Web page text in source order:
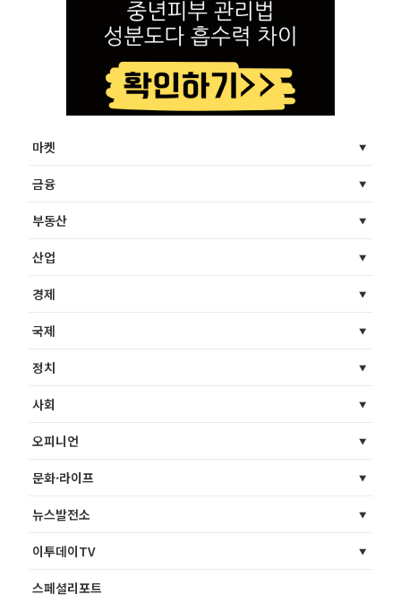
마켓
금융
부동산
산업
경제
국제
정치
사회
오피니언
문화·라이프
뉴스발전소
이투데이TV
스페셜리포트